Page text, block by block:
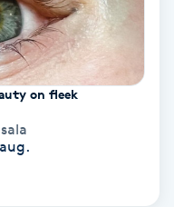
on fleek